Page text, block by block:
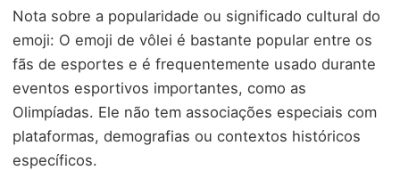
Nota sobre a popularidade ou significado cultural do
emoji: O emoji de vôlei é bastante popular entre os
fãs de esportes e é frequentemente usado durante
eventos esportivos importantes, como as
Olimpíadas. Ele não tem associações especiais com
plataformas, demografias ou contextos históricos
específicos.